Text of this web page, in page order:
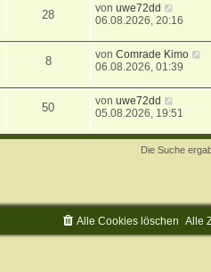
28 vonuwe72dd
06.08.2026, 20:16
8 vonComrade Kimo
06.08.2026, 01:39
50 vonuwe72dd
05.08.2026, 19:51
Die Suche
Alle
Alle Cookies löschen